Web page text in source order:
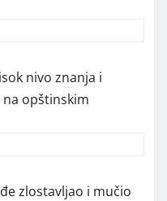
nivo znanja i
opštinskim
zlostavljao i mučio